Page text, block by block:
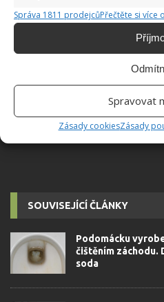
Správa 1811 prodejcůPřečtěte si více
Spravovat
Zásady cookiesZásady
Hana
přidala
SOUVISEJÍCÍ ČLÁNKY
Podomácku
čištěním záchodu.
soda